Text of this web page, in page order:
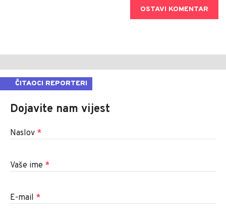
OSTAVI KOMENTAR
ČITAOCI REPORTERI
Dojavite nam vijest
Naslov *
Vaše ime *
E-mail *